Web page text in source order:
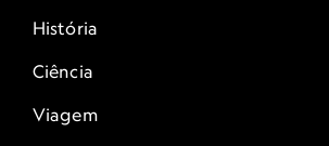
História
Ciência
Viagem